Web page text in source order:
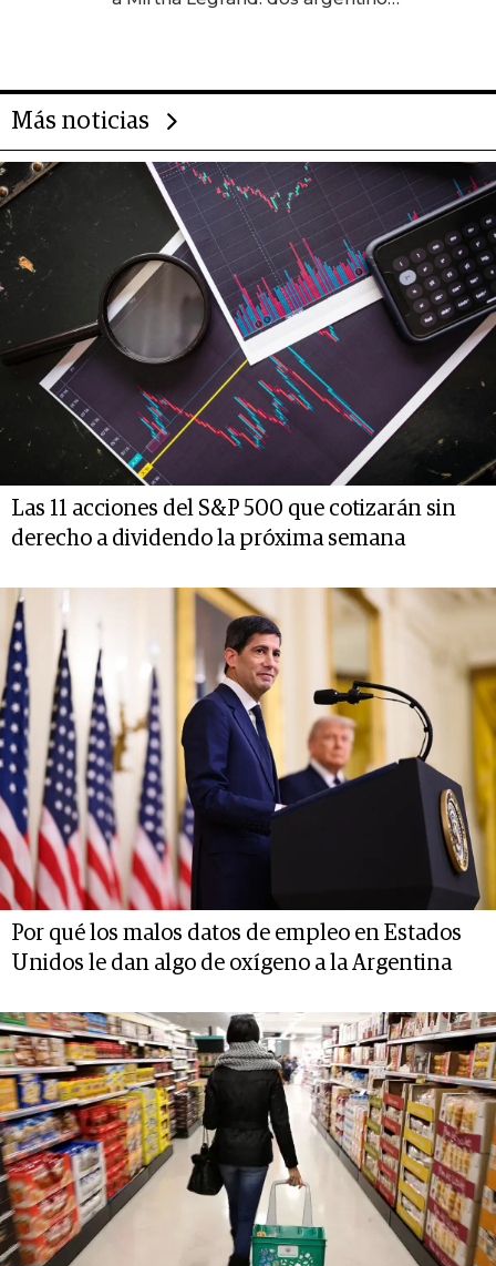
Más noticias
Las 11 acciones del S&P 500 que cotizarán sin
derecho a dividendo la próxima semana
Por qué los malos datos de empleo en Estados
Unidos le dan algo de oxígeno a la Argentina